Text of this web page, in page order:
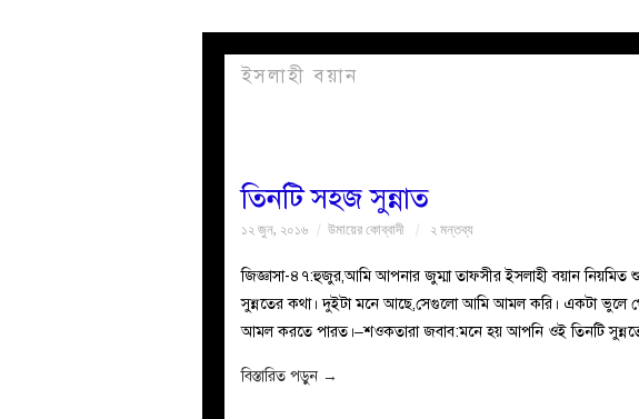
ইসলাহী বয়ান
তিনটি সহজ সুন্নাত
১২ জুন, ২০১৬ উমায়ের কোব্বাদী ২ মন্তব্য
জিজ্ঞাসা-৪৭:হুজুর,আমি আপনার জুম্মা তাফসীর ইসলাহী বয়ান নিয়মিত
সুন্নতের কথা। দুইটা মনে আছে,সেগুলো আমি আমল করি। একটা ভুলে
আমল করতে পারত।–শওকতারা জবাব:মনে হয় আপনি ওই তিনটি
বিস্তারিত পড়ুন →